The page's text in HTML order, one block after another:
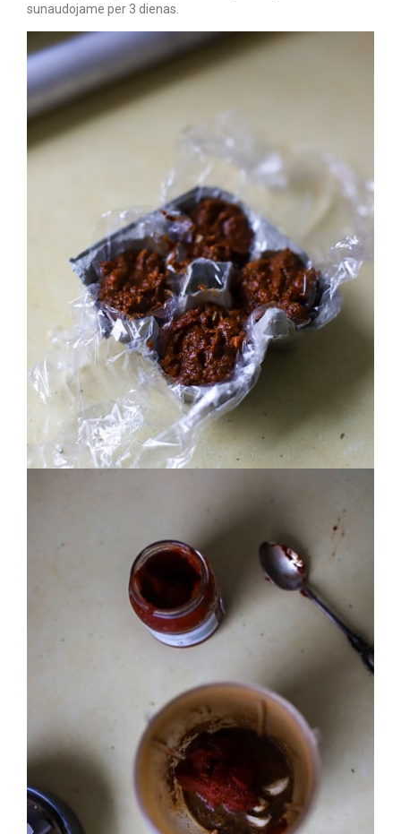
sunaudojame per 3 dienas.